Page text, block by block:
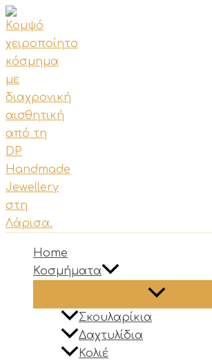
Μετάβαση
στο
περιεχόμενο
Home
Κοσμήματα
Σκουλαρίκια
Δαχτυλίδια
Κολιέ